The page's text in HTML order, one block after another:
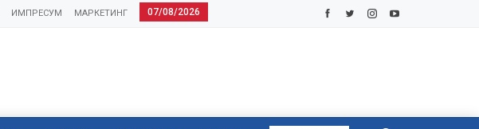
07/08/2026
МАРКЕТИНГ
ИМПРЕСУМ